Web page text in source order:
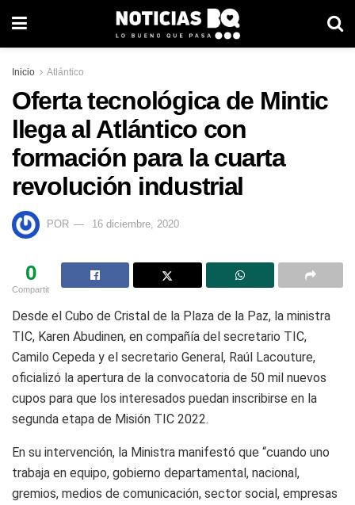
Inicio Atlántico
Oferta tecnológica de Mintic
llega al Atlántico con
formación para la cuarta
revolución industrial
POR 16 diciembre, 2020
0
Compartit
Desde el Cubo de Cristal de la Plaza de la Paz, la ministra
TIC, Karen Abudinen, en compañía del secretario TIC,
Camilo Cepeda y el secretario General, Raúl Lacouture,
oficializó la apertura de la convocatoria de 50 mil nuevos
cupos para que los interesados puedan inscribirse en la
segunda etapa de Misión TIC 2022.
En su intervención, la Ministra manifestó que “cuando uno
trabaja en equipo, gobierno departamental, nacional,
gremios, medios de comunicación, sector social, empresas